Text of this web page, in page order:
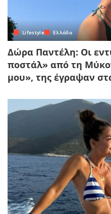
Lifestyle Ελλάδα
Δώρα Παντέλη: Οι
ποστάλ» από τη
μου», της έγραψαν